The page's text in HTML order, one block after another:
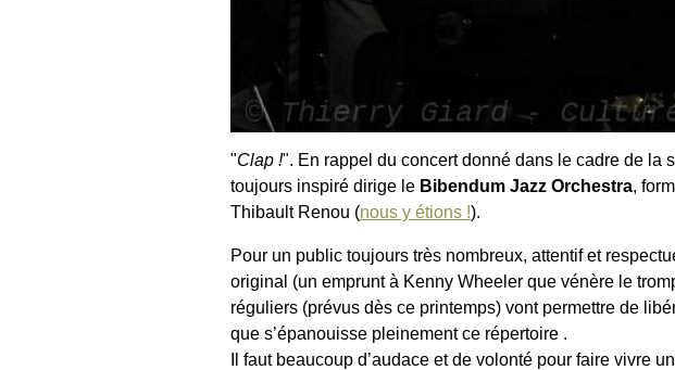
"Clap !". En rappel du concert donné dans le cadre de la
toujours inspiré dirige le Bibendum Jazz Orchestra,
Thibault Renou (nous y étions !).
Pour un public toujours très nombreux, attentif et
original (un emprunt à Kenny Wheeler que vénère le
réguliers (prévus dès ce printemps) vont permettre de
que s’épanouisse pleinement ce répertoire .
Il faut beaucoup d’audace et de volonté pour faire vivre